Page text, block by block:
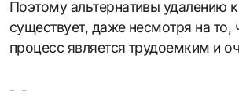
Поэтому альтернативы удалению
существует, даже несмотря на то,
процесс является трудоемким и